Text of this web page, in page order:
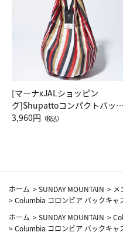
[マーナxJALショッピン
グ]Shupattoコンパクトバッグ
Drop JAL客室乗務員（LC）ス
3,960円 （税込）
ホーム >SUNDAY MOUNTAIN > メ
>Columbia コロンビア バックキ
ホーム >SUNDAY MOUNTAIN >
>Columbia コロンビア バックキ